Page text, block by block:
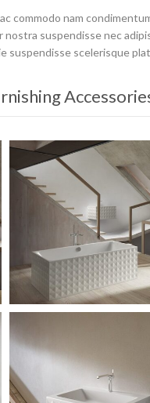
commodo nam
suspendisse nec
suspendisse scelerisque